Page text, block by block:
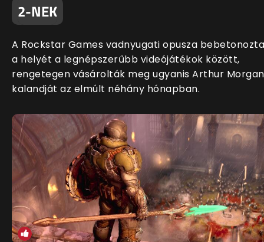
2-NEK
A Rockstar Games vadnyugati opusza bebetonozta
a helyét a legnépszerűbb videójátékok között,
rengetegen vásárolták meg ugyanis Arthur Morgan
kalandját az elmúlt néhány hónapban.